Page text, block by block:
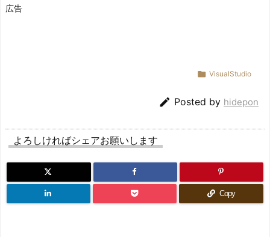
広告
 VisualStudio
 Posted by hidepon
よろしければシェアお願いします
Copy